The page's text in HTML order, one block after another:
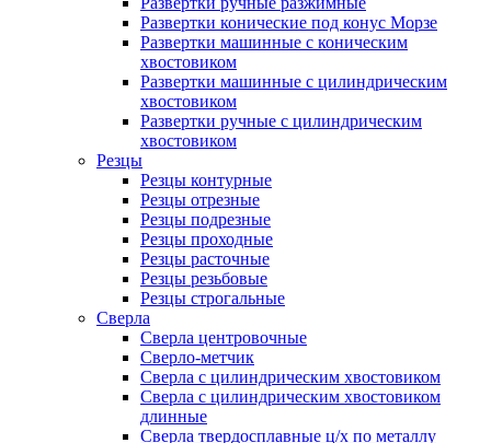
Развертки конические под конус Морзе
Развертки машинные с коническим
хвостовиком
Развертки машинные с цилиндрическим
хвостовиком
Развертки ручные с цилиндрическим
хвостовиком
Резцы
Резцы контурные
Резцы отрезные
Резцы подрезные
Резцы проходные
Резцы расточные
Резцы резьбовые
Резцы строгальные
Сверла
Сверла центровочные
Сверло-метчик
Сверла с цилиндрическим хвостовиком
Сверла с цилиндрическим хвостовиком
длинные
Сверла твердосплавные ц/х по металлу